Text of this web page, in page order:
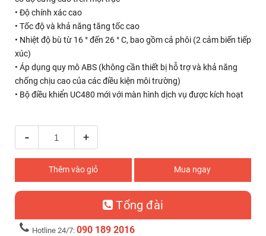
• Độ chính xác cao
• Tốc độ và khả năng tăng tốc cao
• Nhiệt độ bù từ 16 ° đến 26 ° C, bao gồm cả phôi (2 cảm biến tiếp
xúc)
• Áp dụng quy mô ABS (không cần thiết bị hỗ trợ và khả năng
chống chịu cao của các điều kiện môi trường)
• Bộ điều khiển UC480 mới với màn hình dịch vụ được kích hoạt
- +
Thêm vào giỏ Mua ngay
Tổng đài
Hotline 24/7: 090 189 2016